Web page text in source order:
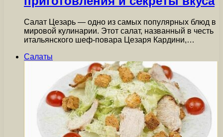
Салат Цезарь — одно из самых популярных блюд в
мировой кулинарии. Этот салат, названный в честь
итальянского шеф-повара Цезаря Кардини,…
Салаты